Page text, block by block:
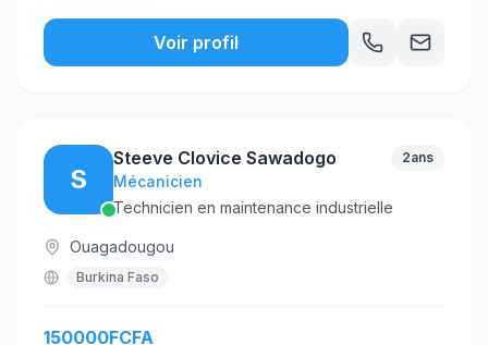
Voir profil
S
Steeve Clovice Sawadogo
Mécanicien
2ans
Technicien en maintenance industrielle
Ouagadougou
Burkina Faso
150000FCFA